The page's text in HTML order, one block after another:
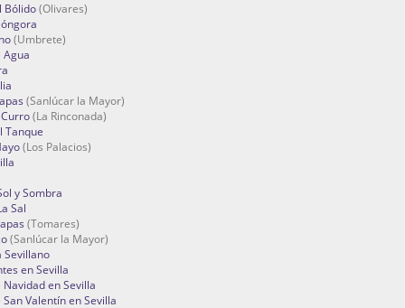
Bólido(Olivares)
(Umbrete)
(Sanlúcar la Mayor)
(La Rinconada)
Tanque
(Los Palacios)
y Sombra
Sal
(Tomares)
(Sanlúcar la Mayor)
Sevillano
en Sevilla
Navidad en Sevilla
Valentín en Sevilla